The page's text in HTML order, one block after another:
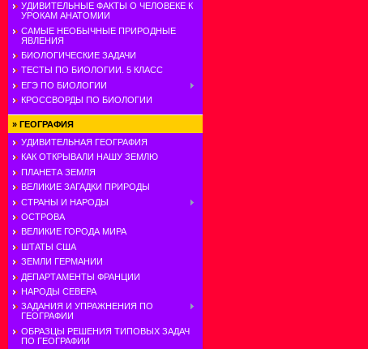
УДИВИТЕЛЬНЫЕ ФАКТЫ О ЧЕЛОВЕКЕ К
УРОКАМ АНАТОМИИ
САМЫЕ НЕОБЫЧНЫЕ ПРИРОДНЫЕ
ЯВЛЕНИЯ
БИОЛОГИЧЕСКИЕ ЗАДАЧИ
ТЕСТЫ ПО БИОЛОГИИ. 5 КЛАСС
ЕГЭ ПО БИОЛОГИИ
КРОССВОРДЫ ПО БИОЛОГИИ
» ГЕОГРАФИЯ
УДИВИТЕЛЬНАЯ ГЕОГРАФИЯ
КАК ОТКРЫВАЛИ НАШУ ЗЕМЛЮ
ПЛАНЕТА ЗЕМЛЯ
ВЕЛИКИЕ ЗАГАДКИ ПРИРОДЫ
СТРАНЫ И НАРОДЫ
ОСТРОВА
ВЕЛИКИЕ ГОРОДА МИРА
ШТАТЫ США
ЗЕМЛИ ГЕРМАНИИ
ДЕПАРТАМЕНТЫ ФРАНЦИИ
НАРОДЫ СЕВЕРА
ЗАДАНИЯ И УПРАЖНЕНИЯ ПО
ГЕОГРАФИИ
ОБРАЗЦЫ РЕШЕНИЯ ТИПОВЫХ ЗАДАЧ
ПО ГЕОГРАФИИ